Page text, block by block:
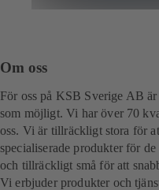
Om oss
För oss på KSB Sverige AB
som möjligt. Vi har över 70
oss. Vi är tillräckligt stora för
specialiserade produkter för
och tillräckligt små för att
Vi erbjuder produkter och